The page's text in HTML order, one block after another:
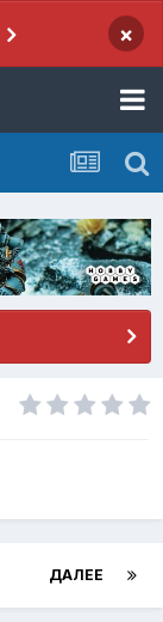
×
ДАЛЕЕ